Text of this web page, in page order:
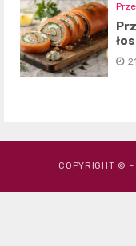
COPYRIGHT © -